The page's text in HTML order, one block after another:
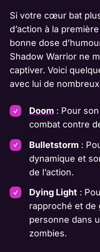
Si votre cœur bat
d’action à la
bonne dose
Shadow Warrior ne
captiver. Voici
avec lui de
Doom: Pour
combat contre
Bulletstorm:
dynamique et
de l’action.
Dying Light:
rapproché et de
personne dans
zombies.